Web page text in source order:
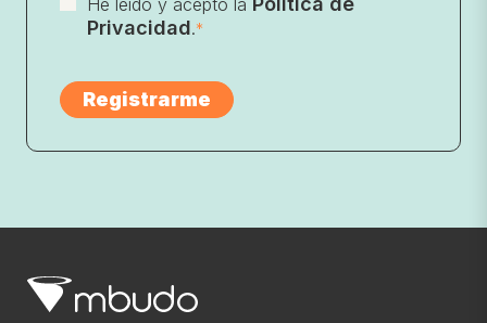
He leído y acepto la
Privacidad.*